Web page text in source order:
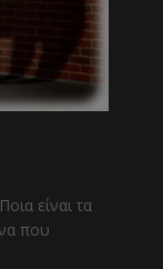
είναι τα
που